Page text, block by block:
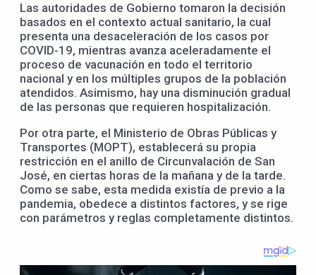
Las autoridades de Gobierno tomaron la decisión
basados en el contexto actual sanitario, la cual
presenta una desaceleración de los casos por
COVID-19, mientras avanza aceleradamente el
proceso de vacunación en todo el territorio
nacional y en los múltiples grupos de la población
atendidos. Asimismo, hay una disminución gradual
de las personas que requieren hospitalización.
Por otra parte, el Ministerio de Obras Públicas y
Transportes (MOPT), establecerá su propia
restricción en el anillo de Circunvalación de San
José, en ciertas horas de la mañana y de la tarde.
Como se sabe, esta medida existía de previo a la
pandemia, obedece a distintos factores, y se rige
con parámetros y reglas completamente distintos.